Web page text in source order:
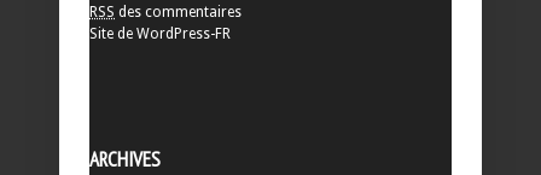
RSS des commentaires
Site de WordPress-FR
ARCHIVES